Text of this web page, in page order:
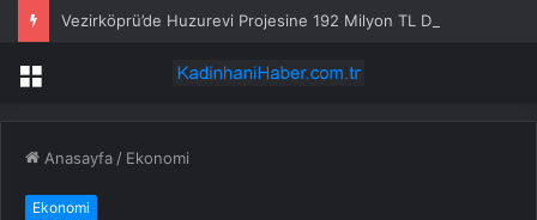
Vezirköprü’de Huzurevi Projesine 192 Milyon TL Destek
Menü
Anasayfa / Ekonomi
Ekonomi